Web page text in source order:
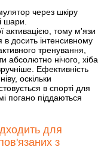
через шкіру
шари.
тому м'язи
в досить інтенсивному
тренування,
абсолютно нічого, хіба
Ефективність
оскільки
в спорті для
погано піддаються
для
з